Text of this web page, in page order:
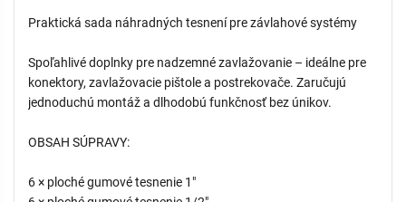
Praktická sada náhradných tesnení pre závlahové systémy
Spoľahlivé doplnky pre nadzemné zavlažovanie – ideálne pre
konektory, zavlažovacie pištole a postrekovače. Zaručujú
jednoduchú montáž a dlhodobú funkčnosť bez únikov.
OBSAH SÚPRAVY:
6 × ploché gumové tesnenie 1"